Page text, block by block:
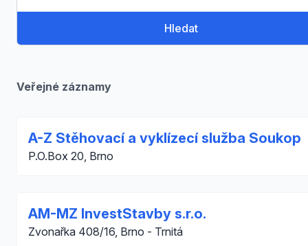
Hledat
Veřejné záznamy
A-Z Stěhovací a vyklízecí služba Soukop
P.O.Box 20, Brno
AM-MZ InvestStavby s.r.o.
Zvonařka 408/16, Brno - Trnitá